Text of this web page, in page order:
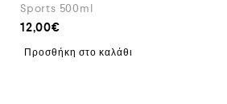
Sports 500ml
12,00€
Προσθήκη στο καλάθι